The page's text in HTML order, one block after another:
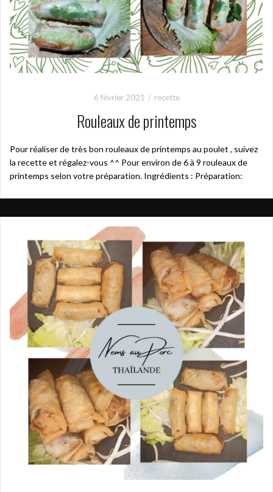
6 février 2021 recette
Rouleaux de printemps
Pour réaliser de très bon rouleaux de printemps au poulet , suivez
la recette et régalez-vous ^^ Pour environ de 6 à 9 rouleaux de
printemps selon votre préparation. Ingrédients : Préparation: